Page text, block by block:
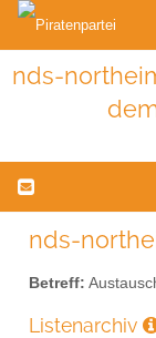
nds-
nds-
Betreff:
Listenarchiv